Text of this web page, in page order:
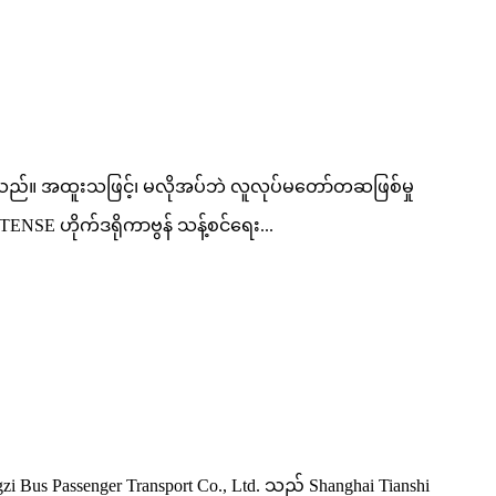
အထူးသဖြင့်၊ မလိုအပ်ဘဲ လူလုပ်မတော်တဆဖြစ်မှု
ဟိုက်ဒရိုကာဗွန် သန့်စင်ရေး...
Transport Co., Ltd. သည် Shanghai Tianshi